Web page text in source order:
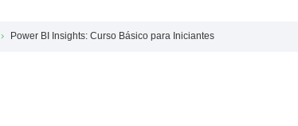
Power BI Insights: Curso Básico para Iniciantes